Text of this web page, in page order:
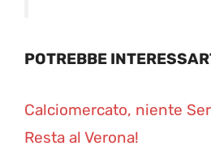
POTREBBE
Calciomercato, niente
Resta al Verona!